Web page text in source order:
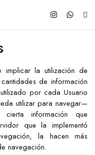
la utilización de
de información
por cada Usuario
utilizar para navegar—
información que
que la implementó
la hacen más
navegación.